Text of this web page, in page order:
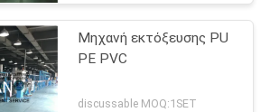
Μηχανή εκτόξευσης PU
PE PVC
discussable MOQ:1SET